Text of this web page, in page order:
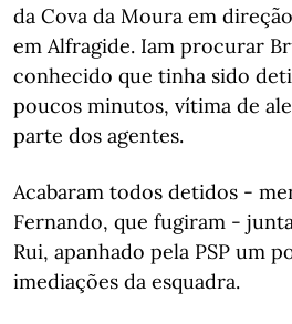
da Cova da Moura em
em Alfragide. Iam procurar
conhecido que tinha sido
poucos minutos, vítima de
parte dos agentes.
Acabaram todos detidos -
Fernando, que fugiram -
Rui, apanhado pela PSP um
imediações da esquadra.